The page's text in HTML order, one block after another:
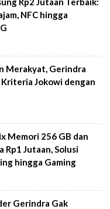
NFC hingga
Merakyat, Gerindra
Jokowi dengan
Memori 256 GB dan
Rp1 Jutaan, Solusi
hingga Gaming
Gerindra Gak